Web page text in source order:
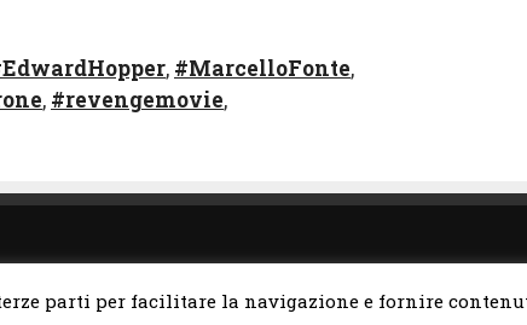
, #MarcelloFonte,
, #revengemovie,
Home
parti per facilitare la navigazione e fornire